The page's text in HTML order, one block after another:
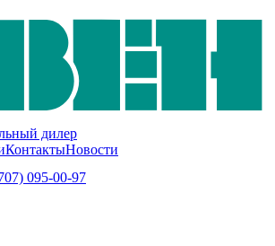
дилер
КонтактыНовости
095-00-97